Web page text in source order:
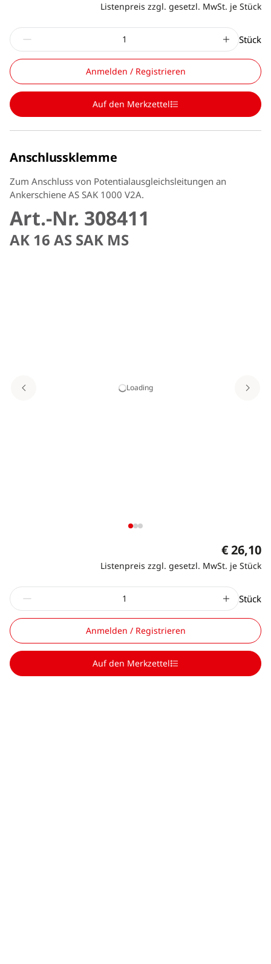
Listenpreis zzgl. gesetzl. MwSt. je Stück
Stück
Anmelden / Registrieren
Auf den Merkzettel
Anschlussklemme
Zum Anschluss von Potentialausgleichsleitungen an
Ankerschiene AS SAK 1000 V2A.
Art.-Nr. 308411
AK 16 AS SAK MS
Loading
€ 26,10
Listenpreis zzgl. gesetzl. MwSt. je Stück
Stück
Anmelden / Registrieren
Auf den Merkzettel